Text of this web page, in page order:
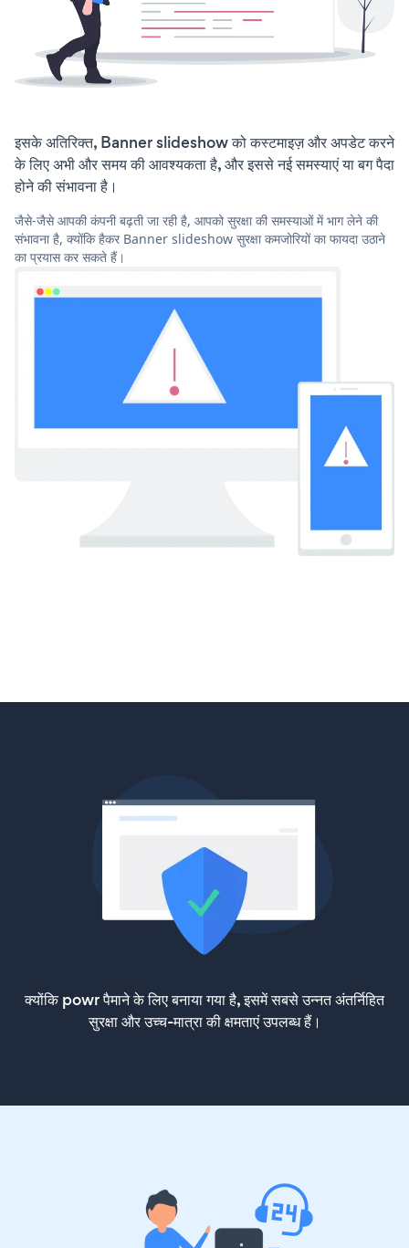
इसके अतिरिक्त, Banner slideshow को कस्टमाइज़ और अपडेट करने
के लिए अभी और समय की आवश्यकता है, और इससे नई समस्याएं या बग पैदा
होने की संभावना है।
जैसे-जैसे आपकी कंपनी बढ़ती जा रही है, आपको सुरक्षा की समस्याओं में भाग लेने की
संभावना है, क्योंकि हैकर Banner slideshow सुरक्षा कमजोरियों का फायदा उठाने
का प्रयास कर सकते हैं।
क्योंकि powr पैमाने के लिए बनाया गया है, इसमें सबसे उन्नत अंतर्निहित
सुरक्षा और उच्च-मात्रा की क्षमताएं उपलब्ध हैं।